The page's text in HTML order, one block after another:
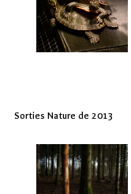
Sorties Nature de 2013